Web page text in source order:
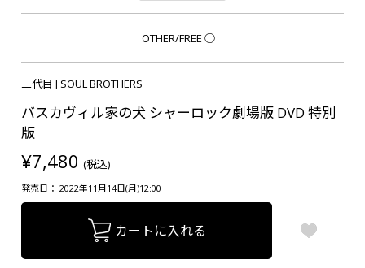
OTHER/FREE ○
三代目 J SOUL BROTHERS
バスカヴィル家の犬 シャーロック劇場版 DVD 特別
版
¥7,480 (税込)
発売日： 2022年11月14日(月)12:00
カートに入れる